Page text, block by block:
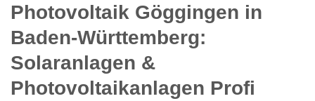
Photovoltaik Göggingen in
Baden-Württemberg:
Solaranlagen &
Photovoltaikanlagen Profi